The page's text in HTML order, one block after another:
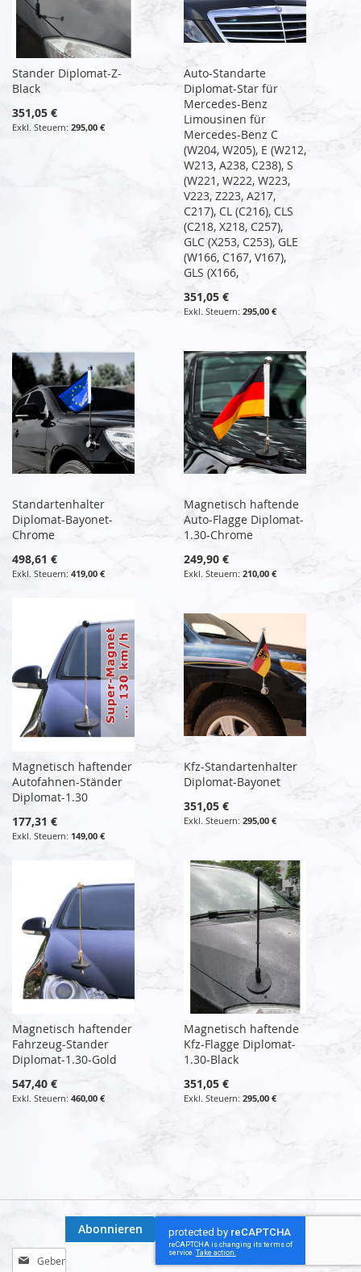
Stander Diplomat-Z-
Black
351,05 €
295,00 €
Auto-Standarte
Diplomat-Star für
Mercedes-Benz
Limousinen für
Mercedes-Benz C
(W204, W205), E (W212,
W213, A238, C238), S
(W221, W222, W223,
V223, Z223, A217,
C217), CL (C216), CLS
(C218, X218, C257),
GLC (X253, C253), GLE
(W166, C167, V167),
GLS (X166,
351,05 €
295,00 €
Standartenhalter
Diplomat-Bayonet-
Chrome
498,61 €
419,00 €
Magnetisch haftende
Auto-Flagge Diplomat-
1.30-Chrome
249,90 €
210,00 €
Magnetisch haftender
Autofahnen-Ständer
Diplomat-1.30
177,31 €
149,00 €
Kfz-Standartenhalter
Diplomat-Bayonet
351,05 €
295,00 €
Magnetisch haftender
Fahrzeug-Stander
Diplomat-1.30-Gold
547,40 €
460,00 €
Magnetisch haftende
Kfz-Flagge Diplomat-
1.30-Black
351,05 €
295,00 €
Melden
Abonnieren